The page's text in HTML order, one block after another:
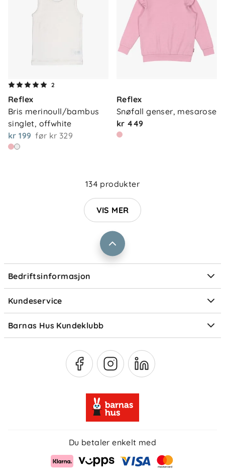
2
Reflex
Bris merinoull/bambus
singlet, offwhite
kr 199 før kr 329
Reflex
Snøfall genser, mesarose
kr 449
134 produkter
VIS MER
Bedriftsinformasjon
Om oss
Vårt samfunnsansvar
Jobbe i Barnas Hus
Størrelsesguider
Kundeservice
Ofte stilte spørsmål
Om Klarna
Barnas Hus Kundeklubb
Medlemsvilkår
Du betaler enkelt med